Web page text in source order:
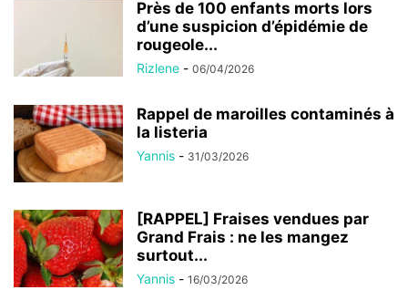
Près de 100 enfants morts lors
d’une suspicion d’épidémie de
rougeole...
Rizlene - 06/04/2026
Rappel de maroilles contaminés à
la listeria
Yannis - 31/03/2026
[RAPPEL] Fraises vendues par
Grand Frais : ne les mangez
surtout...
Yannis - 16/03/2026